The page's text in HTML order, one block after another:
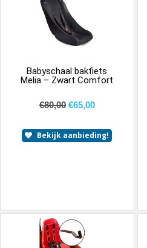
Babyschaal bakfiets
Melia – Zwart Comfort
€80,00 €65,00
Bekijk aanbieding!